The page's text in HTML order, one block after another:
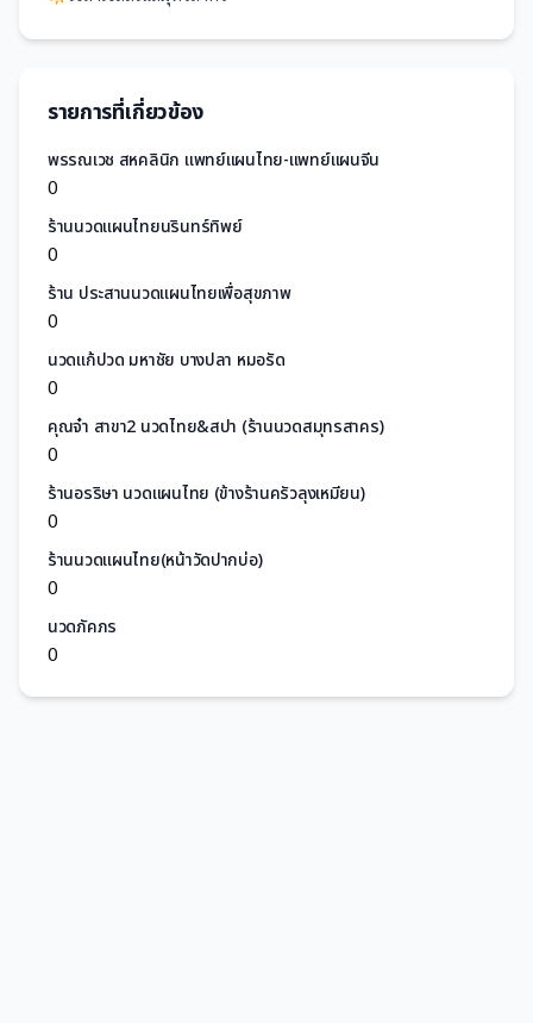
รายการที่เกี่ยวข้อง
พรรณเวช สหคลินิก แพทย์แผนไทย-แพทย์แผนจีน
0
ร้านนวดแผนไทยนรินทร์ทิพย์
0
ร้าน ประสานนวดแผนไทยเพื่อสุขภาพ
0
นวดแก้ปวด มหาชัย บางปลา หมอรัด
0
คุณจ๋า สาขา2 นวดไทย&สปา (ร้านนวดสมุทรสาคร)
0
ร้านอรริษา นวดแผนไทย (ข้างร้านครัวลุงเหมียน)
0
ร้านนวดแผนไทย(หน้าวัดปากบ่อ)
0
นวดภัคภร
0